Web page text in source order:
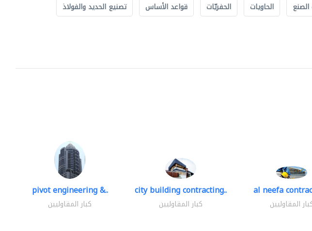
الحاويات الحفريّات قواعد الأساس
تصنيع الحديد والفولاذ
pivot engineering &..
كبار المقاوليين
city building contracting..
كبار المقاوليين
al neefa
المقاوليين